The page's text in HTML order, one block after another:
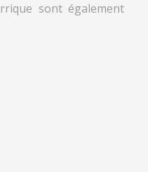
sont également